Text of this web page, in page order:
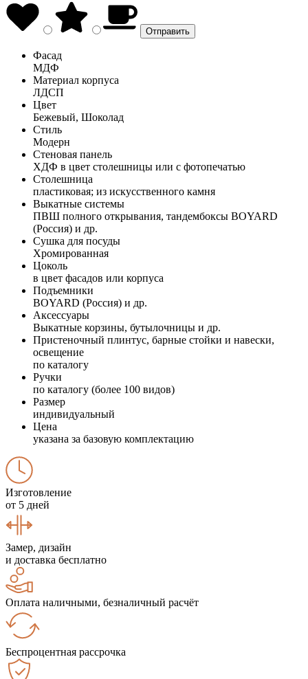
Фасад
МДФ
Материал корпуса
ЛДСП
Цвет
Бежевый, Шоколад
Стиль
Модерн
Стеновая панель
ХДФ в цвет столешницы или с фотопечатью
Столешница
пластиковая; из искусственного камня
Выкатные системы
ПВШ полного открывания, тандембоксы BOYARD
(Россия) и др.
Сушка для посуды
Хромированная
Цоколь
в цвет фасадов или корпуса
Подъемники
BOYARD (Россия) и др.
Аксессуары
Выкатные корзины, бутылочницы и др.
Пристеночный плинтус, барные стойки и навески,
освещение
по каталогу
Ручки
по каталогу (более 100 видов)
Размер
индивидуальный
Цена
указана за базовую комплектацию
Изготовление
от 5 дней
Замер, дизайн
и доставка бесплатно
Оплата наличными, безналичный расчёт
Беспроцентная рассрочка